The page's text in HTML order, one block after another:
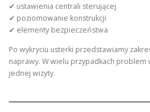
✔ ustawienia centrali sterującej
✔ poziomowanie konstrukcji
✔ elementy bezpieczeństwa
Po wykryciu usterki przedstawiamy
naprawy. W wielu przypadkach problem
jednej wizyty.